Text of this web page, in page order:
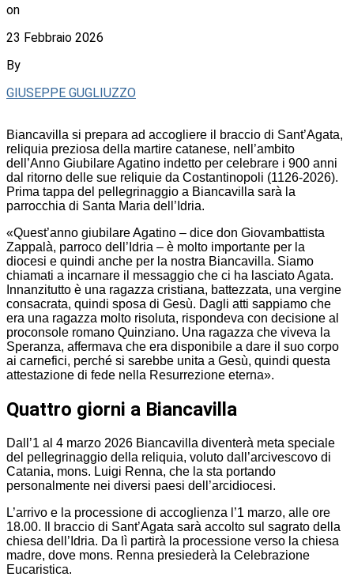
on
23 Febbraio 2026
By
GIUSEPPE GUGLIUZZO
Biancavilla si prepara ad accogliere il braccio di Sant’Agata,
reliquia preziosa della martire catanese, nell’ambito
dell’Anno Giubilare Agatino indetto per celebrare i 900 anni
dal ritorno delle sue reliquie da Costantinopoli (1126-2026).
Prima tappa del pellegrinaggio a Biancavilla sarà la
parrocchia di Santa Maria dell’Idria.
«Quest’anno giubilare Agatino – dice don Giovambattista
Zappalà, parroco dell’Idria – è molto importante per la
diocesi e quindi anche per la nostra Biancavilla. Siamo
chiamati a incarnare il messaggio che ci ha lasciato Agata.
Innanzitutto è una ragazza cristiana, battezzata, una vergine
consacrata, quindi sposa di Gesù. Dagli atti sappiamo che
era una ragazza molto risoluta, rispondeva con decisione al
proconsole romano Quinziano. Una ragazza che viveva la
Speranza, affermava che era disponibile a dare il suo corpo
ai carnefici, perché si sarebbe unita a Gesù, quindi questa
attestazione di fede nella Resurrezione eterna».
Quattro giorni a Biancavilla
Dall’1 al 4 marzo 2026 Biancavilla diventerà meta speciale
del pellegrinaggio della reliquia, voluto dall’arcivescovo di
Catania, mons. Luigi Renna, che la sta portando
personalmente nei diversi paesi dell’arcidiocesi.
L’arrivo e la processione di accoglienza l’1 marzo, alle ore
18.00. Il braccio di Sant’Agata sarà accolto sul sagrato della
chiesa dell’Idria. Da lì partirà la processione verso la chiesa
madre, dove mons. Renna presiederà la Celebrazione
Eucaristica.